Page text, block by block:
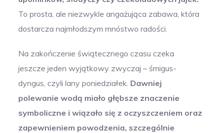
To prosta, ale niezwykle angażująca zabawa, która
dostarcza najmłodszym mnóstwo radości.
Na zakończenie świątecznego czasu czeka
jeszcze jeden wyjątkowy zwyczaj – śmigus-
dyngus, czyli lany poniedziałek. Dawniej
polewanie wodą miało głębsze znaczenie
symboliczne i wiązało się z oczyszczeniem oraz
zapewnieniem powodzenia, szczególnie